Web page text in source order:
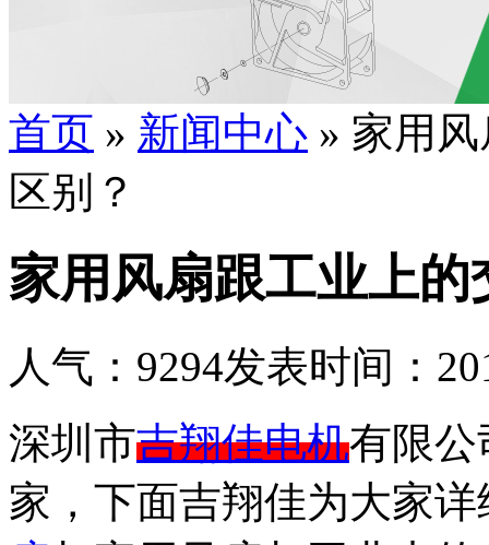
首页 » 新闻中心 » 家用
区别？
家用风扇跟工业上
人气： 9294发表时间：
深圳市吉翔佳电机有限公
家，下面吉翔佳为大家